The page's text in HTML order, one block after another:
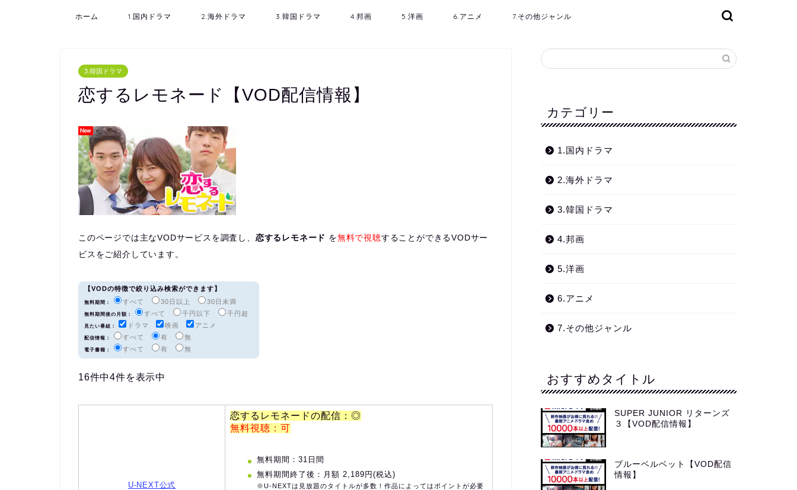
ホーム 1.国内ドラマ 2.海外ドラマ 3.韓国ドラマ 4.邦画 5.洋画 6.アニメ 7.その他ジャンル
3.韓国ドラマ
恋するレモネード【VOD配信情報】
このページでは主なVODサービスを調査し、 恋するレモネード を無料で視聴することができるVODサー
ビスをご紹介しています。
【VODの特徴で絞り込み検索ができます】
無料期間： すべて 30日以上 30日未満
無料期間後の月額： すべて 千円以下 千円超
見たい番組： ドラマ 映画 アニメ
配信情報： すべて 有 無
電子書籍： すべて 有 無
16件中4件を表示中
U-NEXT公式
恋するレモネードの配信：◎
無料視聴：可
無料期間：31日間
無料期間終了後：月額 2,189円(税込)
※U-NEXTは見放題のタイトルが多数！作品によってはポイントが必要
カテゴリー
1.国内ドラマ
2.海外ドラマ
3.韓国ドラマ
4.邦画
5.洋画
6.アニメ
7.その他ジャンル
おすすめタイトル
SUPER JUNIOR リターンズ
３【VOD配信情報】
ブルーベルベット【VOD配信
情報】